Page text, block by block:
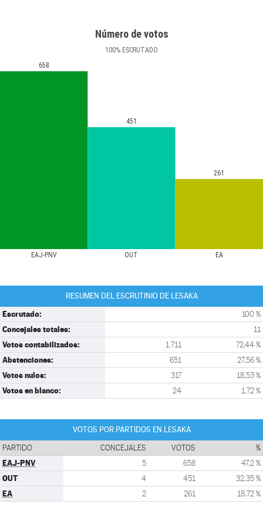
Número de votos
100% ESCRUTADO
EAJ-PNV OUT EA
658
451
261
RESUMEN DEL ESCRUTINIO DE LESAKA
Escrutado: 100 %
Concejales totales: 11
Votos contabilizados: 1.711 72,44 %
Abstenciones: 651 27,56 %
Votos nulos: 317 18,53 %
Votos en blanco: 24 1,72 %
VOTOS POR PARTIDOS EN LESAKA
PARTIDO CONCEJALES VOTOS %
EAJ-PNV 5 658 47,2 %
OUT 4 451 32,35 %
EA 2 261 18,72 %